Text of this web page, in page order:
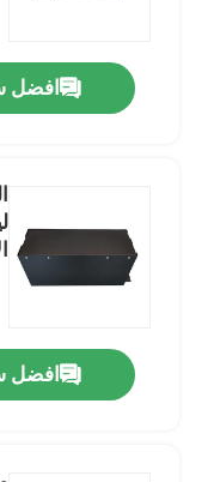
رقابة جودة
بطارية الليثيوم
افضل
افضل